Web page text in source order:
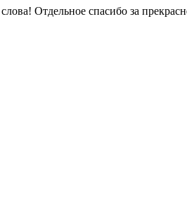
Отдельное спасибо за